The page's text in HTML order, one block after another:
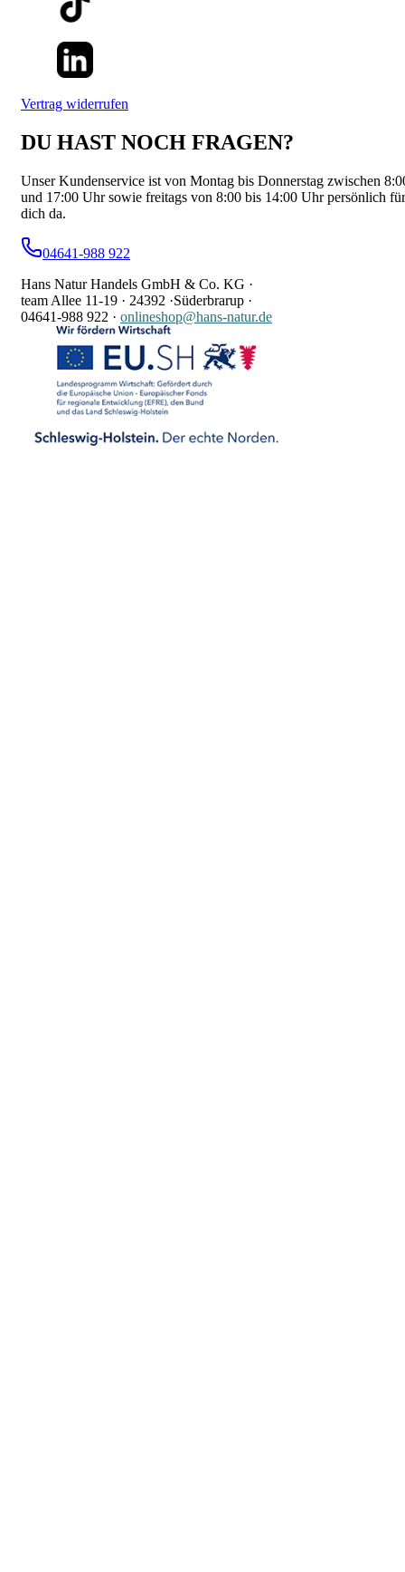
Vertrag widerrufen
DU HAST NOCH FRAGEN?
Unser Kundenservice ist von Montag bis Donnerstag zwischen
und 17:00 Uhr sowie freitags von 8:00 bis 14:00 Uhr persönlich für
dich da.
04641-988 922
Hans Natur Handels GmbH & Co. KG ·
team Allee 11-19 · 24392 ·Süderbrarup ·
04641-988 922 · onlineshop@hans-natur.de